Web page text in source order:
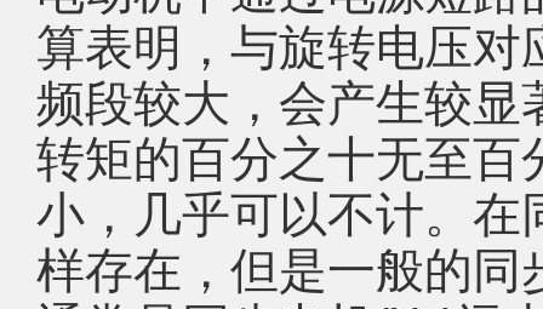
算表明，与旋转电压
频段较大，会产生较
转矩的百分之十无至
小，几乎可以不计。
样存在，但是一般的